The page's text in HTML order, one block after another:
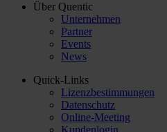
Über Quentic
Unternehmen
Partner
Events
News
Quick-Links
Lizenzbestimmungen
Datenschutz
Online-Meeting